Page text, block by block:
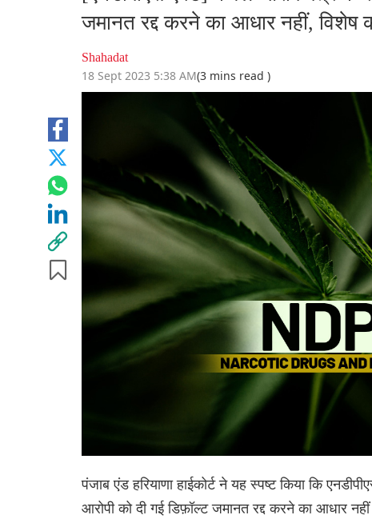
जमानत रद्द करने का आधार नहीं, विशेष
Shahadat
18 Sept 2023 5:38 AM(3 mins read )
पंजाब एंड हरियाणा हाईकोर्ट ने यह स्पष्ट किया कि
आरोपी को दी गई डिफ़ॉल्ट जमानत रद्द करने का आधार नहीं